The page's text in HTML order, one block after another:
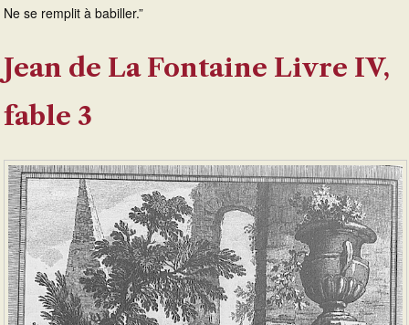
Ne se remplit à babiller.”
Jean de La Fontaine Livre IV,
fable 3